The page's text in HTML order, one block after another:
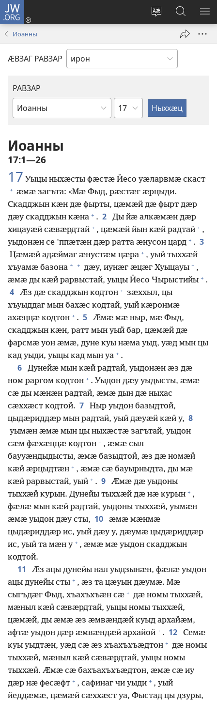
JW.ORG
Сайты
фӕивын
Бацу
(opens
Ссар
сайты
jw.org
Иоанны
ӔВЗАГ РАВЗАР
РАВЗАР
Библийы
Сӕр
Иоанны
17:1—26
17 Уыцы ныхӕсты фӕстӕ Йесо уӕларвмӕ скаст
+ ӕмӕ загъта: «Мӕ Фыд, рӕстӕг ӕрцыди.
Скадджын кӕн дӕ фырты, цӕмӕй дӕ фырт дӕр
дӕу скадджын кӕна + . 2
Ды йӕ алкӕмӕн дӕр
хицауӕй сӕвӕрдтай + , цӕмӕй йын кӕй радтай + ,
уыдонӕн се ’ппӕтӕн дӕр ратта ӕнусон цард + . 3
Цӕмӕй адӕймаг ӕнустӕм цӕра + , уый тыххӕй
хъуамӕ базона * + дӕу, иунӕг ӕцӕг Хуыцауы + ,
ӕмӕ ды кӕй рарвыстай, уыцы Йесо Чырыстийы + .
4 Ӕз дӕ скадджын кодтон + зӕххыл, цы
хъуыддаг мын бахӕс кодтай, уый кӕронмӕ
ахӕццӕ кодтон + . 5
Ӕмӕ мӕ ныр, мӕ Фыд,
скадджын кӕн, ратт мын уый бар, цӕмӕй дӕ
фарсмӕ уон ӕмӕ, дуне куы нӕма уыд, уӕд мын цы
кад уыди, уыцы кад мын уа + .
6
Дунейӕ мын кӕй радтай, уыдонӕн ӕз дӕ
ном раргом кодтон + . Уыдон дӕу уыдысты, ӕмӕ
сӕ ды мӕнӕн радтай, ӕмӕ дын дӕ ныхас
сӕххӕст кодтой. 7
Ныр уыдон базыдтой,
цыдӕриддӕр мын радтай, уый дӕуӕй кӕй у, 8
уымӕн ӕмӕ мын цы ныхӕстӕ загътай, уыдон
сӕм фӕхӕццӕ кодтон + , ӕмӕ сыл
баууӕндыдысты, ӕмӕ базыдтой, ӕз дӕ номӕй
кӕй ӕрцыдтӕн + , ӕмӕ сӕ бауырныдта, ды мӕ
кӕй рарвыстай, уый + . 9
Ӕмӕ дӕ уыдоны
тыххӕй курын. Дунейы тыххӕй дӕ нӕ курын + ,
фӕлӕ мын кӕй радтай, уыдоны тыххӕй, уымӕн
ӕмӕ уыдон дӕу сты, 10
ӕмӕ мӕнмӕ
цыдӕриддӕр ис, уый дӕу у, дӕумӕ цыдӕриддӕр
ис, уый та мӕн у + , ӕмӕ мӕ уыдон скадджын
кодтой.
11
Ӕз ацы дунейы нал уыдзынӕн, фӕлӕ уыдон
ацы дунейы сты + , ӕз та цӕуын дӕумӕ. Мӕ
сыгъдӕг Фыд, хъахъхъӕн сӕ + дӕ номы тыххӕй,
мӕныл кӕй сӕвӕрдтай, уыцы номы тыххӕй,
цӕмӕй, ды ӕмӕ ӕз ӕмвӕндӕй куыд архайӕм,
афтӕ уыдон дӕр ӕмвӕндӕй архайой + . 12
Семӕ
куы уыдтӕн, уӕд сӕ ӕз хъахъхъӕдтон + дӕ номы
тыххӕй, мӕныл кӕй сӕвӕрдтай, уыцы номы
тыххӕй. Ӕмӕ сӕ бахъахъхъӕдтон, ӕмӕ сӕ иу
дӕр нӕ фесӕфт + , сафинаг чи уыди + , уый
йеддӕмӕ, цӕмӕй сӕххӕст уа, Фыстад цы дзуры,